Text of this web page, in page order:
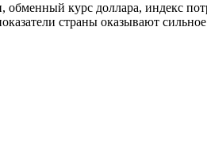
обменный курс доллара, индекс
страны оказывают